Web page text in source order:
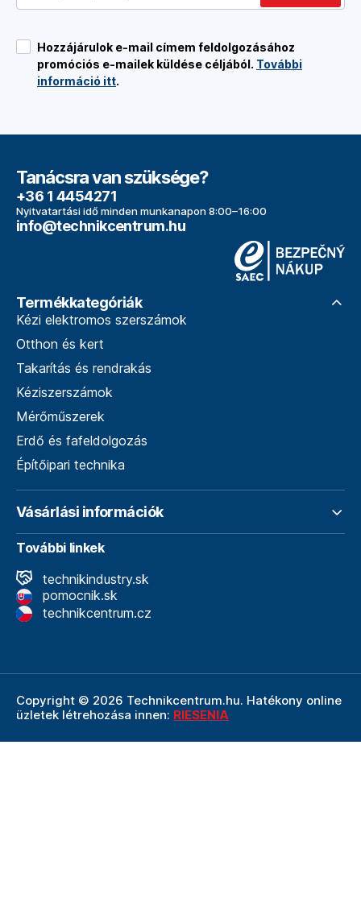
Hozzájárulok e-mail címem feldolgozásához
promóciós e-mailek küldése céljából. További
információ itt.
Tanácsra van szüksége?
+36 1 4454271
Nyitvatartási idő minden munkanapon 8:00–16:00
info@technikcentrum.hu
Termékkategóriák
Kézi elektromos szerszámok
Otthon és kert
Takarítás és rendrakás
Kéziszerszámok
Mérőműszerek
Erdő és fafeldolgozás
Építőipari technika
Vásárlási információk
További linkek
technikindustry.sk
pomocnik.sk
technikcentrum.cz
Copyright © 2026 Technikcentrum.hu. Hatékony online
üzletek létrehozása innen: RIESENIA